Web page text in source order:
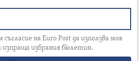
на Euro Post да използва моя
изпраща избрания бюлетин.